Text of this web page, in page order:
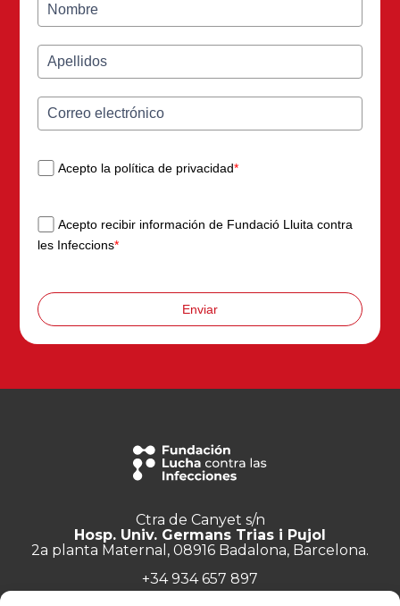
Acepto la política de privacidad*
Acepto recibir información de Fundació Lluita contra
les Infeccions*
Enviar
Ctra de Canyet s/n
Hosp. Univ. Germans Trias i Pujol
2a planta Maternal, 08916 Badalona, Barcelona.
+34 934 657 897